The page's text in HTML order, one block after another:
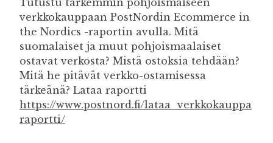
verkkokauppaan PostNordin Ecommerce in
the Nordics -raportin avulla. Mitä
suomalaiset ja muut pohjoismaalaiset
ostavat verkosta? Mistä ostoksia tehdään?
Mitä he pitävät verkko-ostamisessa
tärkeänä? Lataa raportti
https://www.postnord.fi/lataa_verkkokauppa
raportti/